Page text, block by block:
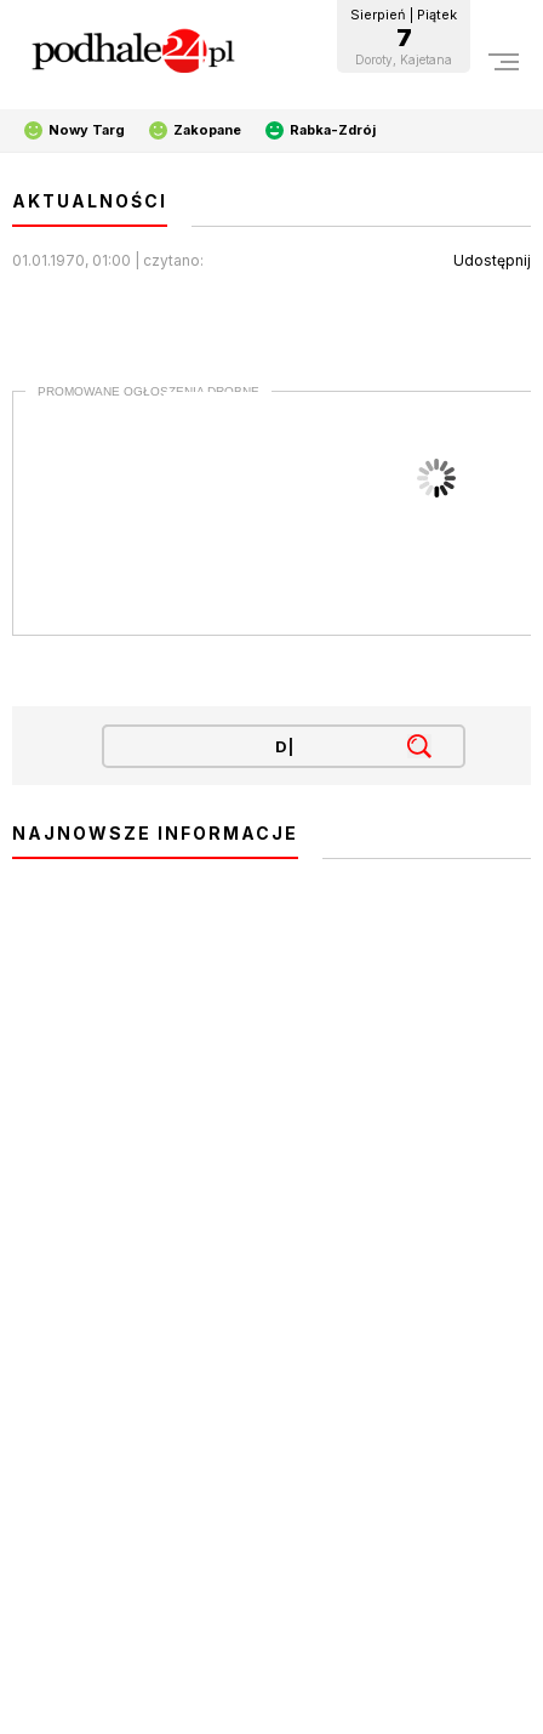
Nowy Targ Zakopane Rabka-Zdrój
Sierpień | Piątek
7
Doroty, Kajetana
AKTUALNOŚCI
Udostępnij
01.01.1970, 01:00 | czytano:
NAJNOWSZE INFORMACJE